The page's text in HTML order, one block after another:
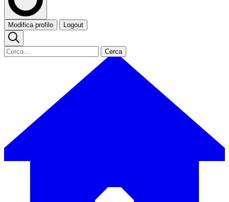
Modifica profilo Logout
Cerca